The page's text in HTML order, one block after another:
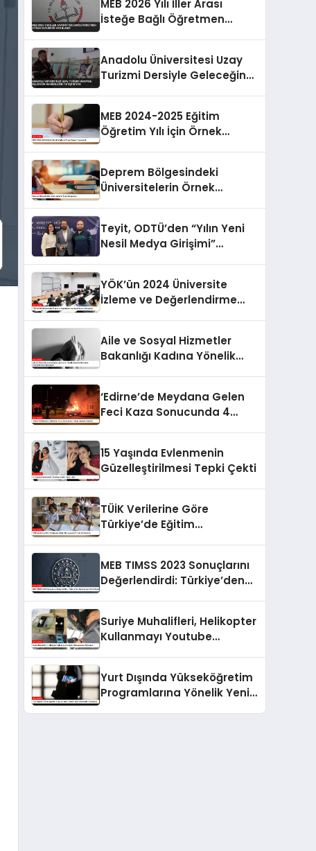
MEB 2026 Yılı İller Arası
İsteğe Bağlı Öğretmen
Anadolu Üniversitesi Uzay
Turizmi Dersiyle Geleceğin
MEB 2024-2025 Eğitim
Öğretim Yılı İçin Örnek
Deprem Bölgesindeki
Üniversitelerin Örnek
Teyit, ODTÜ’den “Yılın Yeni
Nesil Medya Girişimi”
YÖK’ün 2024 Üniversite
İzleme ve Değerlendirme
Aile ve Sosyal Hizmetler
Bakanlığı Kadına Yönelik
‘Edirne’de Meydana Gelen
Feci Kaza Sonucunda 4
15 Yaşında Evlenmenin
Güzelleştirilmesi Tepki Çekti
TÜİK Verilerine Göre
Türkiye’de Eğitim
MEB TIMSS 2023 Sonuçlarını
Değerlendirdi: Türkiye’den
Suriye Muhalifleri, Helikopter
Kullanmayı Youtube
Yurt Dışında Yükseköğretim
Programlarına Yönelik Yeni